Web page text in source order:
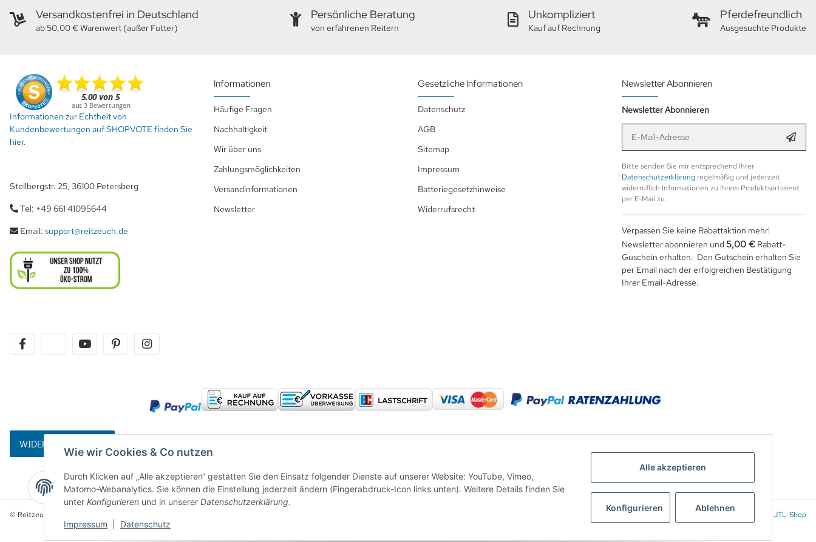
Wie wir Cookies & Co nutzen
Durch Klicken auf „Alle akzeptieren“ gestatten Sie den Einsatz folgender Dienste auf unserer Website: YouTube, Vimeo,
Matomo-Webanalytics. Sie können die Einstellung jederzeit ändern (Fingerabdruck-Icon links unten). Weitere Details finden Sie
unter Konfigurieren und in unserer Datenschutzerklärung.
Impressum Datenschutz
Alle akzeptieren
Konfigurieren Ablehnen
Versandkostenfrei in Deutschland
ab 50,00 € Warenwert (außer Futter)
Persönliche Beratung
von erfahrenen Reitern
Unkompliziert
Kauf auf Rechnung
Pferdefreundlich
Ausgesuchte Produkte
Informationen zur Echtheit von
Kundenbewertungen auf SHOPVOTE finden Sie
hier.
Stellbergstr. 25, 36100 Petersberg
Tel: +49 661 41095644
Email: support@reitzeuch.de
twitter youtube pinterest
Informationen
Häufige Fragen
Nachhaltigkeit
Wir über uns
Zahlungsmöglichkeiten
Versandinformationen
Newsletter
Gesetzliche Informationen
Datenschutz
AGB
Sitemap
Impressum
Batteriegesetzhinweise
Widerrufsrecht
Newsletter Abonnieren
Newsletter Abonnieren
Bitte senden Sie mir entsprechend Ihrer
Datenschutzerklärung regelmäßig und jederzeit
widerruflich Informationen zu Ihrem Produktsortiment
per E-Mail zu.
Verpassen Sie keine Rabattaktion mehr!
Newsletter abonnieren und 5,00 € Rabatt-
Guschein erhalten. Den Gutschein erhalten Sie
per Email nach der erfolgreichen Bestätigung
Ihrer Email-Adresse.
WIDERRUFSBUTTON
* Alle Preise inkl. gesetzlicher USt., zzgl.Versand
© Reitzeuch JTL-Shop